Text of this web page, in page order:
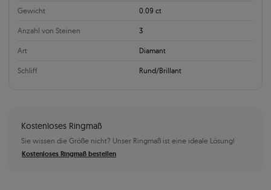
Gewicht 0.09 ct
Anzahl von Steinen 3
Art Diamant
Schliff Rund/Brillant
Kostenloses Ringmaß
Sie wissen die Größe nicht? Unser Ringmaß ist eine ideale Lösung!
Kostenloses Ringmaß bestellen